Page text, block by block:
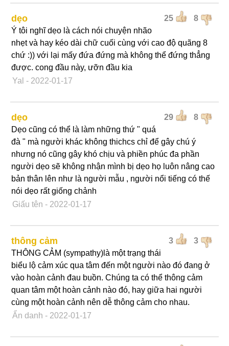
25 8
dẹo
Ý tôi nghĩ dẹo là cách nói chuyện nhão
nhẹt và hay kéo dài chữ cuối cùng với cao độ quãng 8
chứ :)) với lại mấy đứa đứng mà không thể đứng thẳng
được. cong đầu này, ưỡn đầu kia
Yal - 2022-01-17
29 8
dẹo
Dẹo cũng có thể là làm những thứ " quá
đà " mà người khác không thichcs chỉ để gây chú ý
nhưng nó cũng gây khó chịu và phiền phúc đa phần
người dẹo sẽ không nhận mình bị dẹo họ luôn nâng cao
bản thân lên như là người mẫu , người nổi tiếng có thế
nói dẹo rất giống chảnh
Giấu tên - 2022-01-17
3 3
thông cảm
THÔNG CẢM (sympathy)là một trạng thái
biểu lộ cảm xúc qua tâm đến một người nào đó đang ở
vào hoàn cảnh đau buồn. Chúng ta có thể thông cảm
quan tâm một hoàn cảnh nào đó, hay giữa hai người
cùng một hoàn cảnh nên dễ thông cảm cho nhau.
Ẩn danh - 2022-01-17